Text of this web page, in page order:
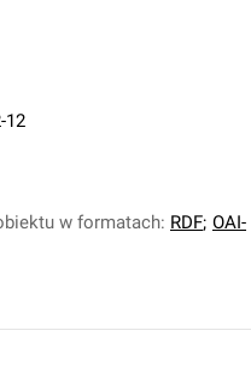
12
w formatach: RDF; OAI-